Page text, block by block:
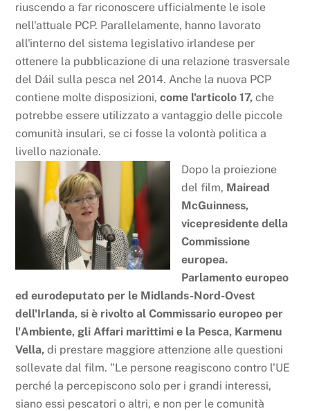
riuscendo a far riconoscere ufficialmente le isole
nell'attuale PCP. Parallelamente, hanno lavorato
all'interno del sistema legislativo irlandese per
ottenere la pubblicazione di una relazione trasversale
del Dáil sulla pesca nel 2014. Anche la nuova PCP
contiene molte disposizioni,come l'articolo 17, che
potrebbe essere utilizzato a vantaggio delle piccole
comunità insulari, se ci fosse la volontà politica a
livello nazionale.
Dopo la proiezione
del film, Mairead
McGuinness,
vicepresidente della
Commissione
europea.
Parlamento europeo
ed eurodeputato per le Midlands-Nord-Ovest
dell'Irlanda, si è rivolto al Commissario europeo per
l'Ambiente, gli Affari marittimi e la Pesca, Karmenu
Vella, di prestare maggiore attenzione alle questioni
sollevate dal film. "Le persone reagiscono contro l'UE
perché la percepiscono solo per i grandi interessi,
siano essi pescatori o altri, e non per le comunità